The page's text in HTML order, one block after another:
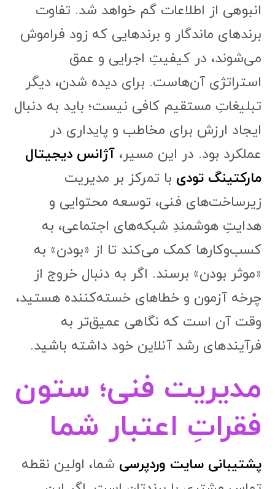
انبوهی از اطلاعات گم خواهد شد. تفاوت
برندهای ماندگار و برندهایی که زود فراموش
می‌شوند، در کیفیتِ اجرایی و عمق
استراتژی آن‌هاست. برای دیده شدن، دیگر
تبلیغاتِ مستقیم کافی نیست؛ باید به دنبال
ایجاد ارزش برای مخاطب و پایداری در
عملکرد بود. در این مسیر،آژانس دیجیتال
مارکتینگ تودی با تمرکز بر مدیریت
زیرساخت‌های فنی، توسعه محتوایی و
هدایتِ هوشمندِ شبکه‌های اجتماعی، به
کسب‌وکارها کمک می‌کند تا از «بودن» به
«موثر بودن» برسند. اگر به دنبال خروج از
چرخه آزمون و خطاهای خسته‌کننده هستید،
وقت آن است که نگاهی عمیق‌تر به
فرآیندهای رشد آنلاین خود داشته باشید.
مدیریت فنی؛ ستون
فقراتِ اعتبار شما
پشتیبانی سایت وردپرسی شما، اولین نقطه